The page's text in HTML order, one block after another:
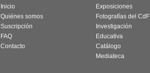
Inicio
Quiénes somos
Suscripción
FAQ
Contacto
Exposiciones
Fotografías del CdF
Investigación
Educativa
Catálogo
Mediateca